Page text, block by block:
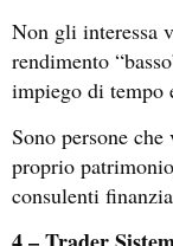
Non gli interessa
rendimento
impiego di tempo
Sono persone
proprio
consulenti